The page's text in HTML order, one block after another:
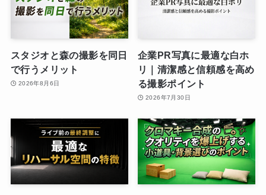
スタジオと森の撮影を同日
で行うメリット
2026年8月6日
企業PR写真に最適な白ホ
リ｜清潔感と信頼感を高め
る撮影ポイント
2026年7月30日